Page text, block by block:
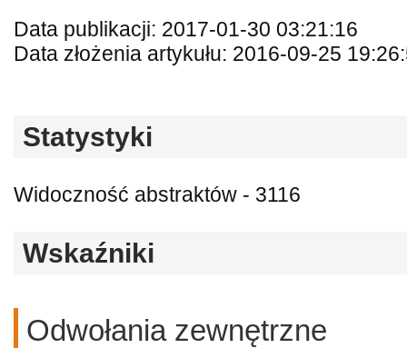
Data publikacji: 2017-01-30 03:21:16
Data złożenia artykułu: 2016-09-25
Statystyki
Widoczność abstraktów - 3116
Wskaźniki
Odwołania zewnętrzne